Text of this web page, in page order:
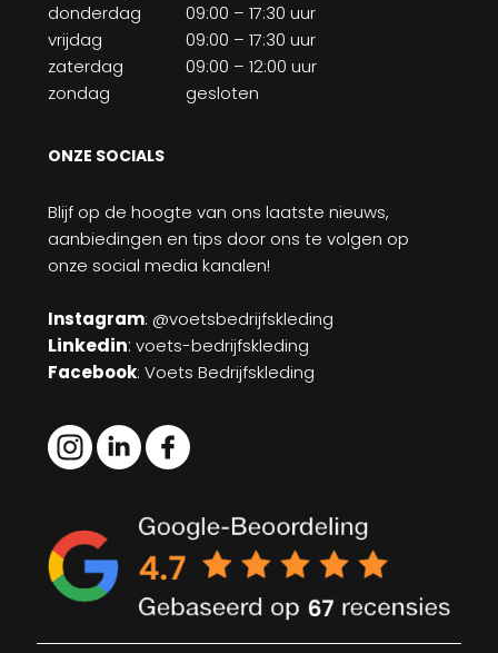
donderdag
09:00 – 17:30 uur
vrijdag
09:00 – 17:30 uur
zaterdag
09:00 – 12:00 uur
zondag
gesloten
ONZE SOCIALS
Blijf op de hoogte van ons laatste nieuws,
aanbiedingen en tips door ons te volgen op
onze social media kanalen!
Instagram: @voetsbedrijfskleding
Linkedin: voets-bedrijfskleding
Facebook: Voets Bedrijfskleding